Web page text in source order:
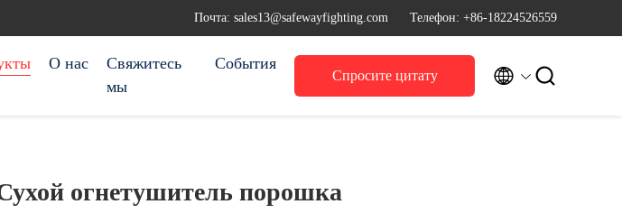
Почта: sales13@safewayfighting.com Телефон: +86-18224526559
О нас
Свяжитесь
мы
События
Спросите цитату  
огнетушитель порошка